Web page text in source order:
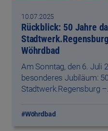
10.07.2025
Rückblick: 50 Jahre
Wöhrdbad
Am Sonntag, den 6. Juli
besonderes Jubiläum:
Stadtwerk.Regensburg
#Wöhrdbad